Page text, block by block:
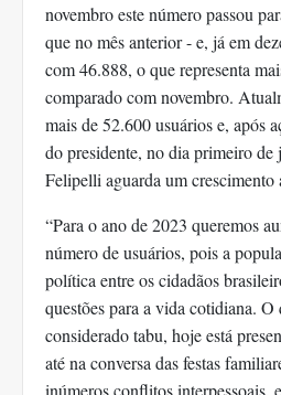
novembro este número passou
que no mês anterior - e, já em
com 46.888, o que representa
comparado com novembro.
mais de 52.600 usuários e, após
do presidente, no dia primeiro
Felipelli aguarda um crescimento
“Para o ano de 2023 queremos
número de usuários, pois a
política entre os cidadãos
questões para a vida cotidiana. O
considerado tabu, hoje está
até na conversa das festas